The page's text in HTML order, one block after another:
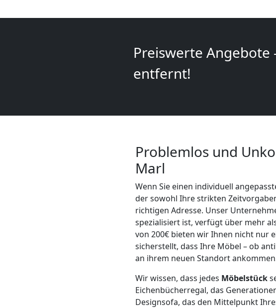
Preiswerte Angebote
entfernt!
Problemlos und
Marl
Wenn Sie einen individuell
der sowohl Ihre strikten
richtigen Adresse. Unser
spezialisiert ist, verfügt über mehr
von 200€ bieten wir Ihnen nicht nur
sicherstellt, dass Ihre Möbel – ob
an ihrem neuen Standort
Wir wissen, dass jedes Möbelstück
Eichenbücherregal, das
Designsofa, das den Mittelpunkt